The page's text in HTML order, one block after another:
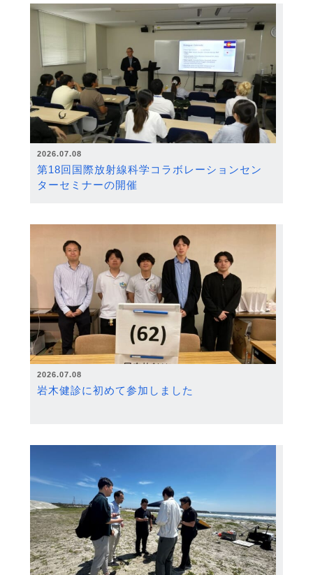
2026.07.08
第18回国際放射線科学コラボレーションセン
ターセミナーの開催
2026.07.08
岩木健診に初めて参加しました